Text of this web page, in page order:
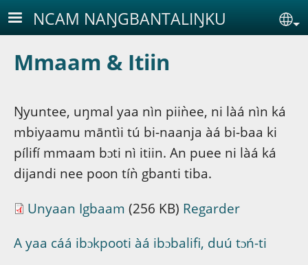
Aller au contenu principal
NCAM NAŊGBANTALIŊKU
Mmaam & Itiin
Ŋyuntee, uŋmal yaa nìn piiǹee, ni làá nìn ká
mbiyaamu māntìi tú bi-naanja àá bi-baa ki
pílifí mmaam bɔti nì itiin. An puee ni làá ká
dijandi nee poon tíǹ gbanti tiba.
Unyaan Igbaam (256 KB) Regarder
A yaa cáá ibɔkpooti àá ibɔbalifi, duú tɔń-ti